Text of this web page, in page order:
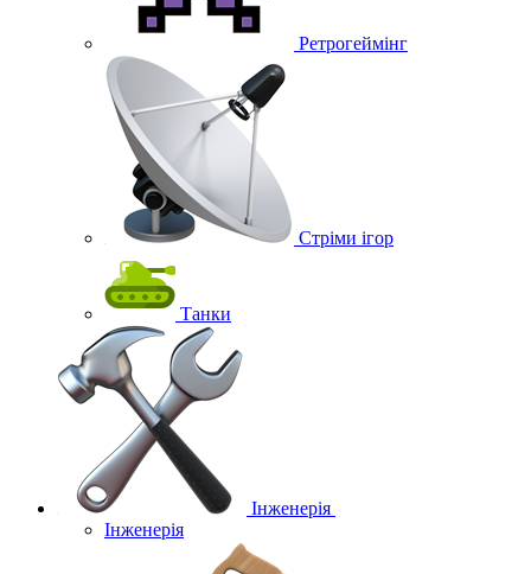
Ретрогеймінг
Стріми ігор
Танки
Інженерія
Інженерія